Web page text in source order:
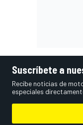
Suscríbete a
Recibe noticias de
especiales